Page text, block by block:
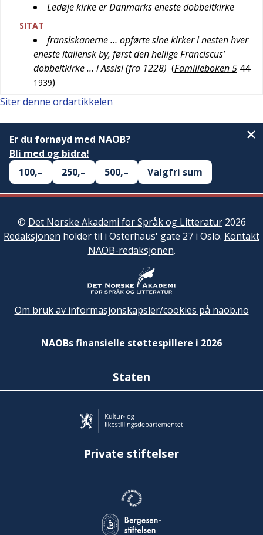
Ledøje kirke er Danmarks eneste dobbeltkirke
SITAT
fransiskanerne … opførte sine kirker i nesten hver
eneste italiensk by, først den hellige Franciscus’
dobbeltkirke … i Assisi (fra 1228) (Familieboken 5 44
1939)
Siter denne ordartikkelen
Er du fornøyd med NAOB?
Bli med og bidra!
100,–
250,– 500,– Valgfri sum
© Det Norske Akademi for Språk og Litteratur2026
Redaksjonen holder til i Osterhaus' gate 27 i Oslo. Kontakt
NAOB-redaksjonen.
Om bruk av informasjonskapsler/cookies på naob.no
NAOBs finansielle støttespillere i 2026
Staten
Private stiftelser